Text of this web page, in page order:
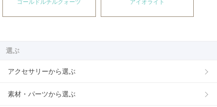
ゴールドルチルクォーツ
アイオライト
選ぶ
アクセサリーから選ぶ
素材・パーツから選ぶ